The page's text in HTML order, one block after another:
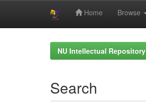
Home Browse
NU Intellectual Repository
Search